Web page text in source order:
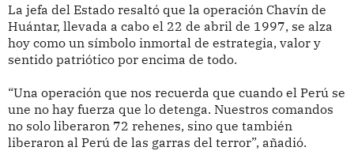
La jefa del Estado resaltó que la operación Chavín de
Huántar, llevada a cabo el 22 de abril de 1997, se alza
hoy como un símbolo inmortal de estrategia, valor y
sentido patriótico por encima de todo.
“Una operación que nos recuerda que cuando el Perú se
une no hay fuerza que lo detenga. Nuestros comandos
no solo liberaron 72 rehenes, sino que también
liberaron al Perú de las garras del terror”, añadió.